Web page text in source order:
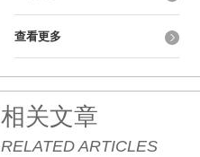
查看更多
相关文章
RELATED ARTICLES